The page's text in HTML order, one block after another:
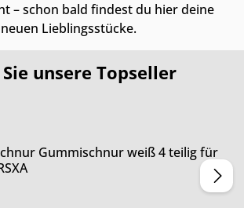
– schon bald findest du hier deine
neuen Lieblingsstücke.
unsere Topseller
Gummischnur weiß 4 teilig für